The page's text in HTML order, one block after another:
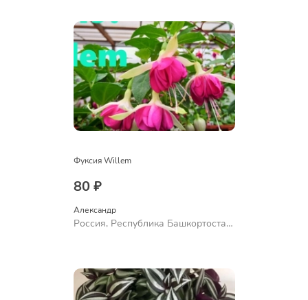
Фуксия Willem
80 ₽
Александр
Россия, Республика Башкортостан,